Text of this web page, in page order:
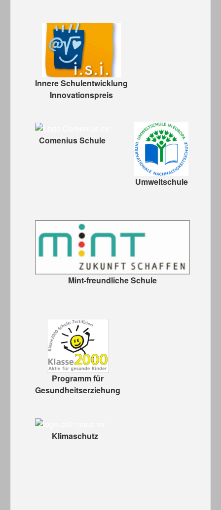
Innere Schulentwicklung
Innovationspreis
Comenius Schule
Umweltschule
Mint-freundliche Schule
Programm für
Gesundheitserziehung
Klimaschutz